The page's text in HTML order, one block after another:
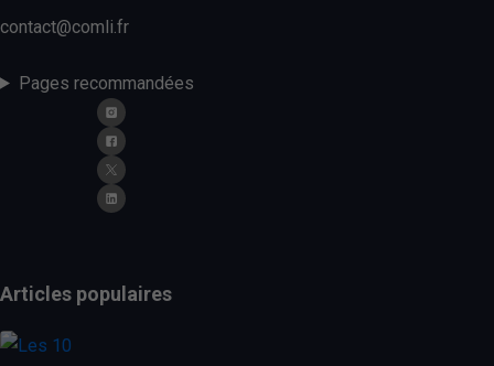
contact@comli.fr
Pages recommandées
Articles populaires